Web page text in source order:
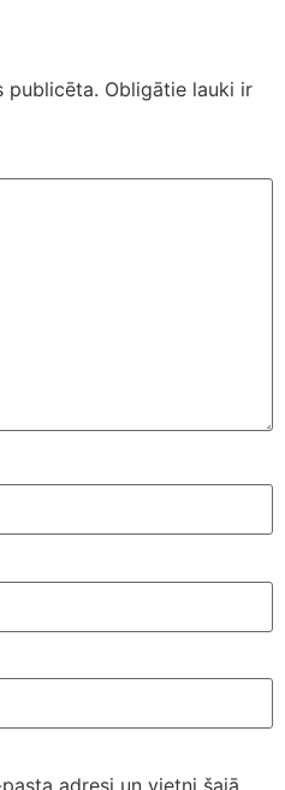
publicēta. Obligātie lauki ir
adresi un vietni šajā